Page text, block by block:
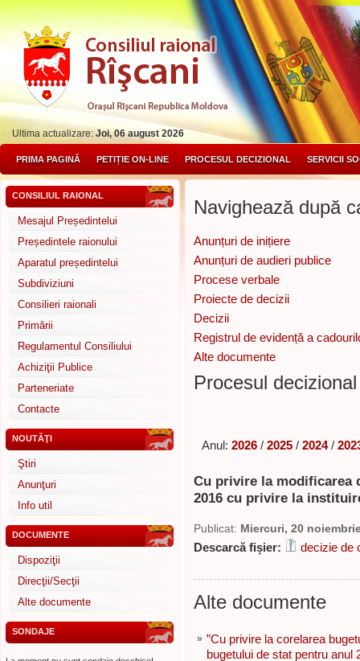
Ultima actualizare:Joi, 06 august 2026
PRIMA PAGINĂ PETIȚIE ON-LINE PROCESUL DECIZIONAL SERVICII
CONSILIUL RAIONAL
Mesajul Președintelui
Președintele raionului
Aparatul președintelui
Subdiviziuni
Consilieri raionali
Primării
Regulamentul Consiliului
Achiziţii Publice
Parteneriate
Contacte
NOUTĂŢI
Ştiri
Anunţuri
Info util
DOCUMENTE
Dispoziţii
Direcţii/Secţii
Alte documente
SONDAJE
Navighează după
Anunțuri de inițiere
Anunțuri de audieri publice
Procese verbale
Proiecte de decizii
Decizii
Registrul de evidență a
Alte documente
Procesul
Anul: 2026 / 2025 / 2024/
Cu privire la modificarea
2016 cu privire la
Publicat: Miercuri, 20
Descarcă fișier: decizie de
Alte documente
» ”Сu privire la corelarea
bugetului de stat pentru anul